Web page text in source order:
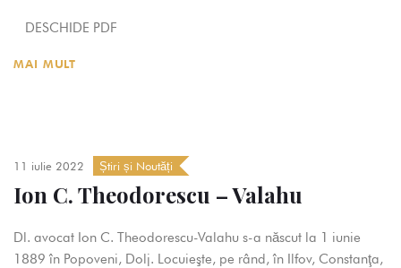
DESCHIDE PDF
MAI MULT
11 iulie 2022 Știri și Noutăți
Ion C. Theodorescu – Valahu
Dl. avocat Ion C. Theodorescu-Valahu s-a născut la 1 iunie
1889 în Popoveni, Dolj. Locuieşte, pe rând, în Ilfov, Constanţa,